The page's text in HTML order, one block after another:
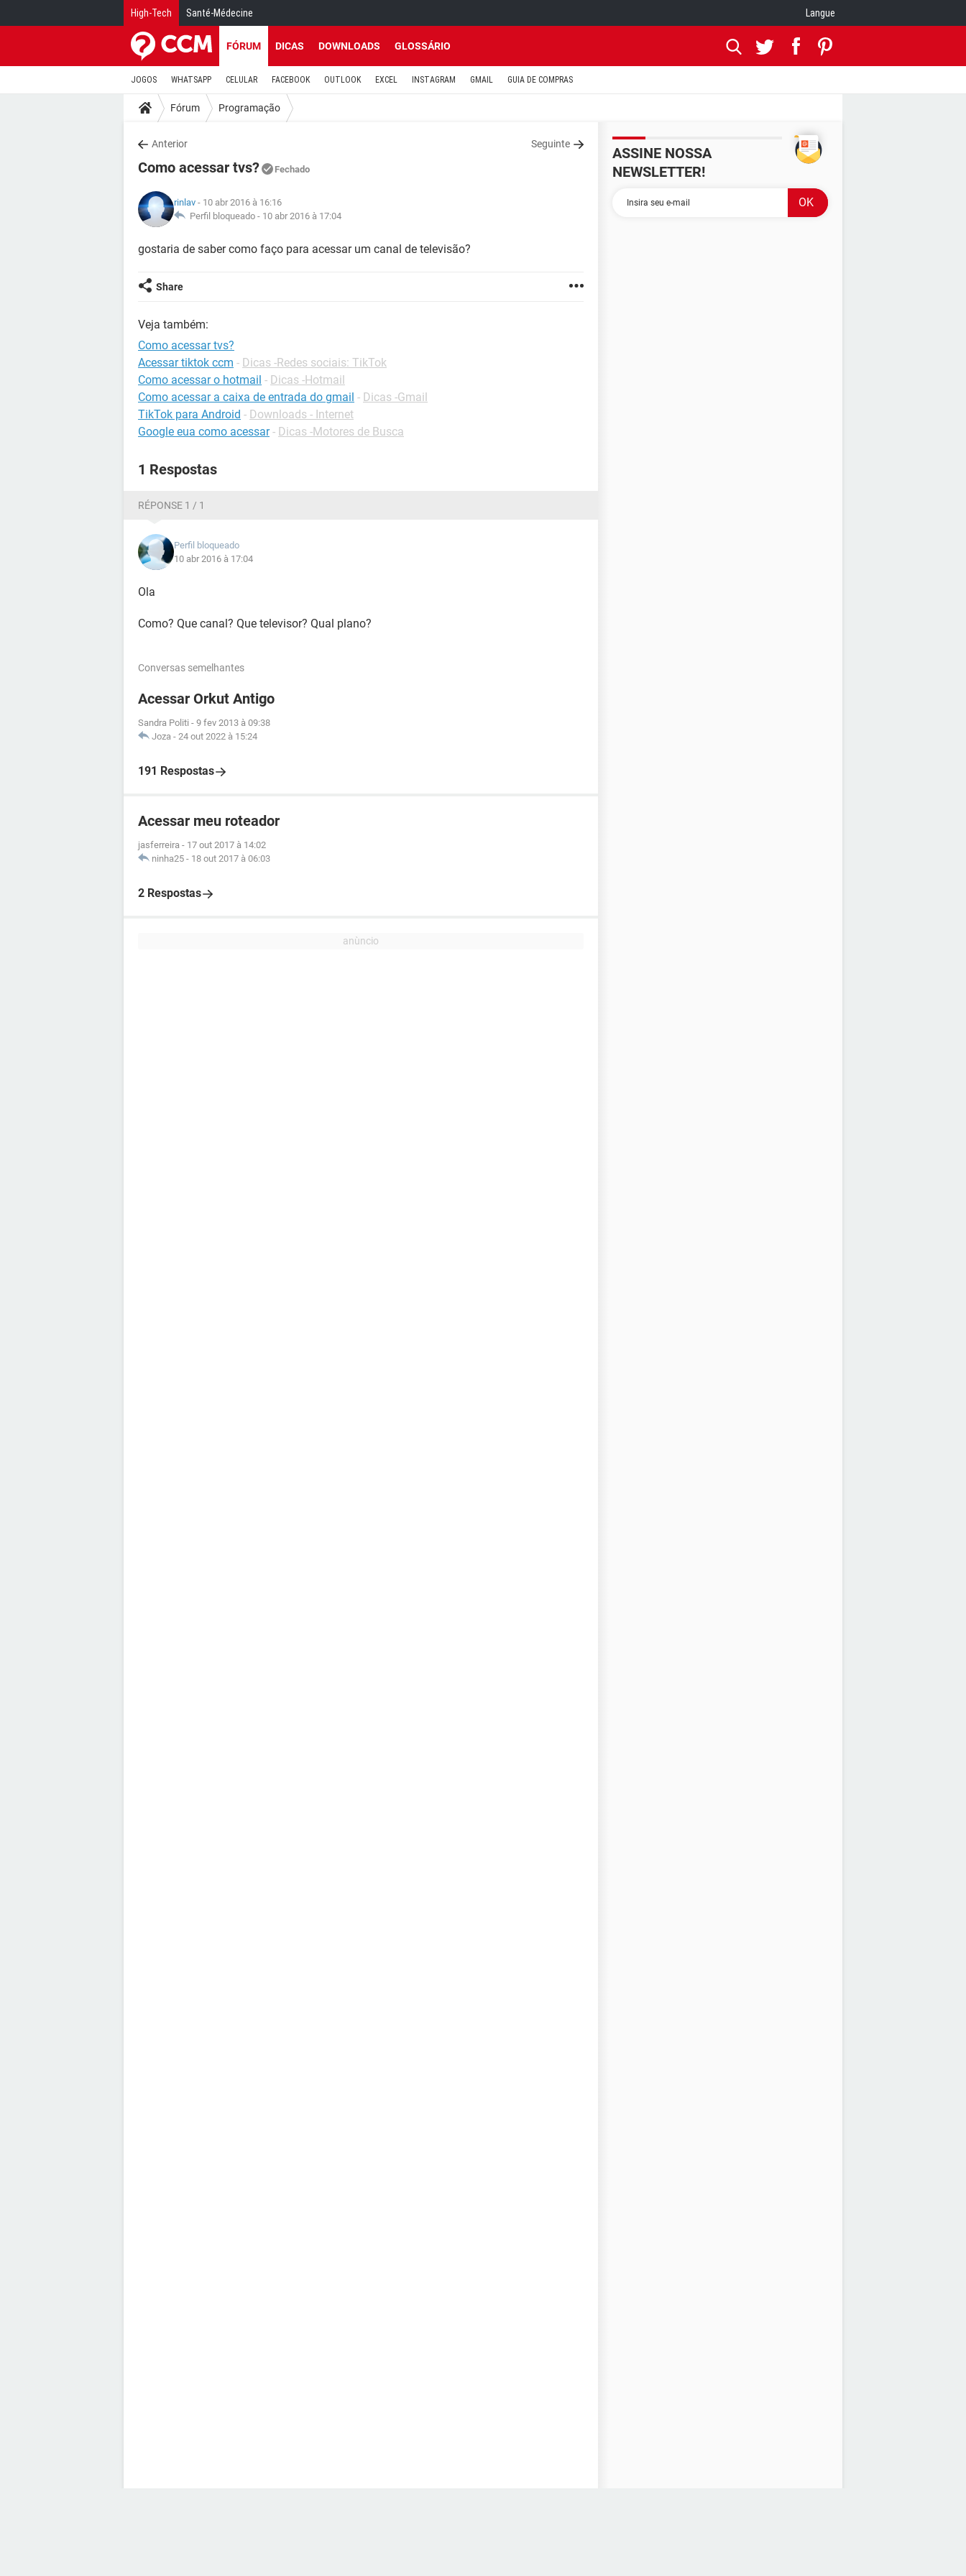
High-Tech Santé-Médecine Langue
FÓRUM DICAS DOWNLOADS GLOSSÁRIO
JOGOS WHATSAPP CELULAR FACEBOOK OUTLOOK EXCEL INSTAGRAM GMAIL GUIA DE COMPRAS
Fórum Programação
Anterior Seguinte
Como acessar tvs? Fechado
rinlav - 10 abr 2016 à 16:16
Perfil bloqueado - 10 abr 2016 à 17:04
gostaria de saber como faço para acessar um canal de televisão?
Share
Veja também:
Como acessar tvs?
Acessar tiktok ccm - Dicas -Redes sociais: TikTok
Como acessar o hotmail - Dicas -Hotmail
Como acessar a caixa de entrada do gmail - Dicas -Gmail
TikTok para Android - Downloads - Internet
Google eua como acessar - Dicas -Motores de Busca
1 Respostas
RÉPONSE 1 / 1
Perfil bloqueado
10 abr 2016 à 17:04
Ola
Como? Que canal? Que televisor? Qual plano?
Conversas semelhantes
Acessar Orkut Antigo
Sandra Politi - 9 fev 2013 à 09:38
Joza - 24 out 2022 à 15:24
191 Respostas
Acessar meu roteador
jasferreira - 17 out 2017 à 14:02
ninha25 - 18 out 2017 à 06:03
2 Respostas
ASSINE NOSSA
NEWSLETTER!